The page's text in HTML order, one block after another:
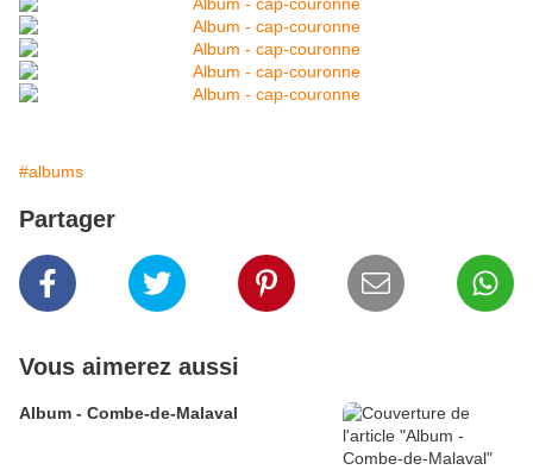
#albums
Partager
Vous aimerez aussi
Album - Combe-de-Malaval